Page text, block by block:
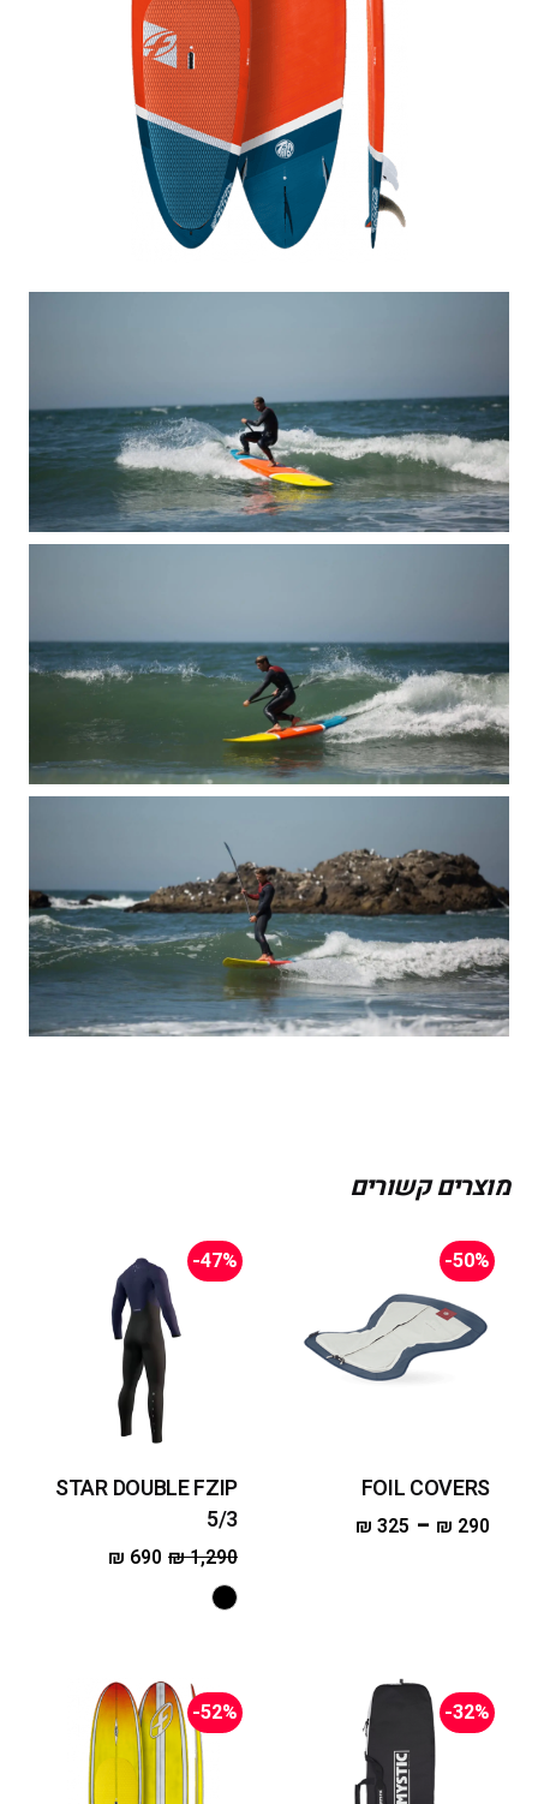
מוצרים קשורים
-50%
FOIL COVERS
₪ 290
–
₪ 325
-47%
STAR DOUBLE FZIP
5/3
₪1,290
₪ 690
-32%
-52%